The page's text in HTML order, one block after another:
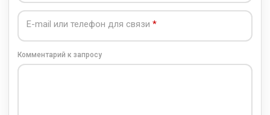
E-mail или телефон для связи
Комментарий к запросу